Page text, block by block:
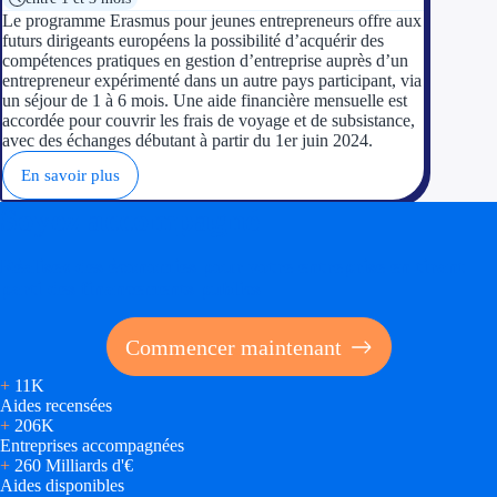
Le programme Erasmus pour jeunes entrepreneurs offre aux
futurs dirigeants européens la possibilité d’acquérir des
compétences pratiques en gestion d’entreprise auprès d’un
entrepreneur expérimenté dans un autre pays participant, via
un séjour de 1 à 6 mois. Une aide financière mensuelle est
accordée pour couvrir les frais de voyage et de subsistance,
avec des échanges débutant à partir du 1er juin 2024.
En savoir plus
Commencer maintenant
+ 11K
Aides recensées
+ 206K
Entreprises accompagnées
+ 260 Milliards d'€
Aides disponibles